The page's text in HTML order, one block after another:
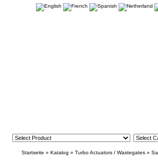
Startseite » Katalog » Turbo Actuators / Wastegates »